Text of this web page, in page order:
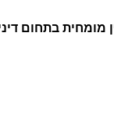
מומחית בתחום